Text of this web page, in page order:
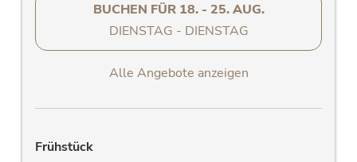
BUCHEN FÜR 18. - 25. AUG.
DIENSTAG - DIENSTAG
Alle Angebote anzeigen
Frühstück